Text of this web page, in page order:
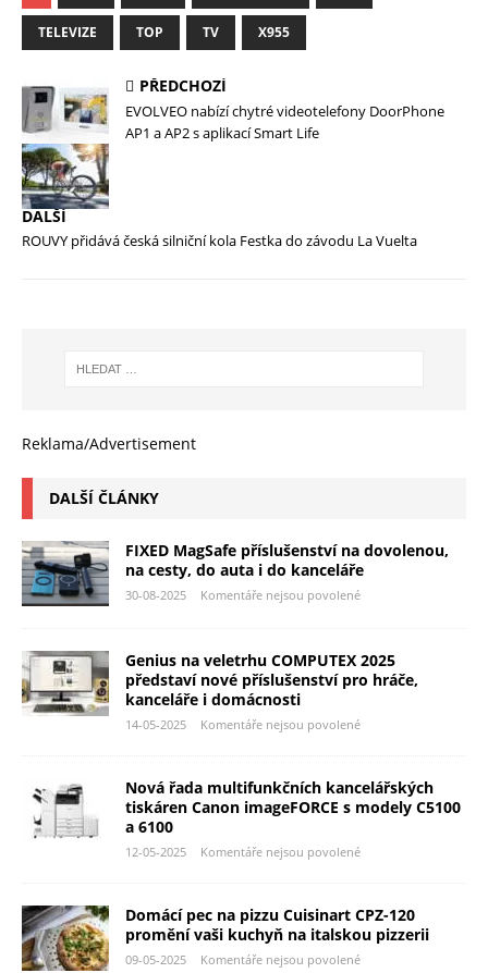
TELEVIZE TOP TV X955
PŘEDCHOZÍ
EVOLVEO nabízí chytré videotelefony DoorPhone
AP1 a AP2 s aplikací Smart Life
DALŠÍ
ROUVY přidává česká silniční kola Festka do závodu La Vuelta
Reklama/Advertisement
DALŠÍ ČLÁNKY
FIXED MagSafe příslušenství na dovolenou,
na cesty, do auta i do kanceláře
30-08-2025 Komentáře nejsou povolené
Genius na veletrhu COMPUTEX 2025
představí nové příslušenství pro hráče,
kanceláře i domácnosti
14-05-2025 Komentáře nejsou povolené
Nová řada multifunkčních kancelářských
tiskáren Canon imageFORCE s modely C5100
a 6100
12-05-2025 Komentáře nejsou povolené
Domácí pec na pizzu Cuisinart CPZ-120
promění vaši kuchyň na italskou pizzerii
09-05-2025 Komentáře nejsou povolené